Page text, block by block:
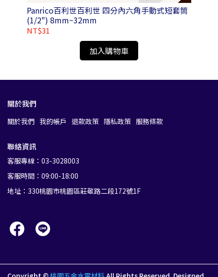
Panrico百利世百利世 四分內六角手動式短套筒
(1/2") 8mm~32mm
NT$31
加入購物車
關於我們
關於我們 我的帳戶 退款政策 隱私政策 服務條款
聯絡資訊
客服專線：03-3028003
客服時間：09:00-18:00
地址：330桃園市桃園區莊敬路二段172號1F